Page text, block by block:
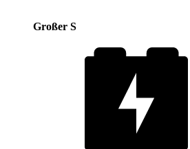
Großer S